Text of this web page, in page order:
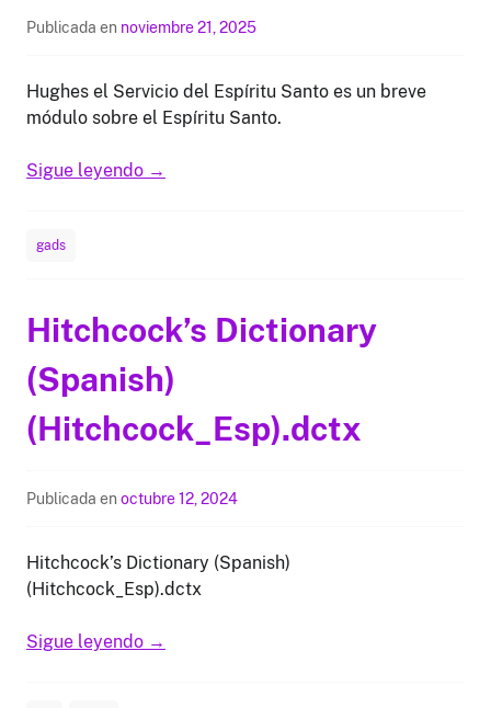
Publicada en noviembre 21, 2025
Hughes el Servicio del Espíritu Santo es un breve
módulo sobre el Espíritu Santo.
Sigue leyendo →
gads
Hitchcock’s Dictionary
(Spanish)
(Hitchcock_Esp).dctx
Publicada en octubre 12, 2024
Hitchcock’s Dictionary (Spanish)
(Hitchcock_Esp).dctx
Sigue leyendo →